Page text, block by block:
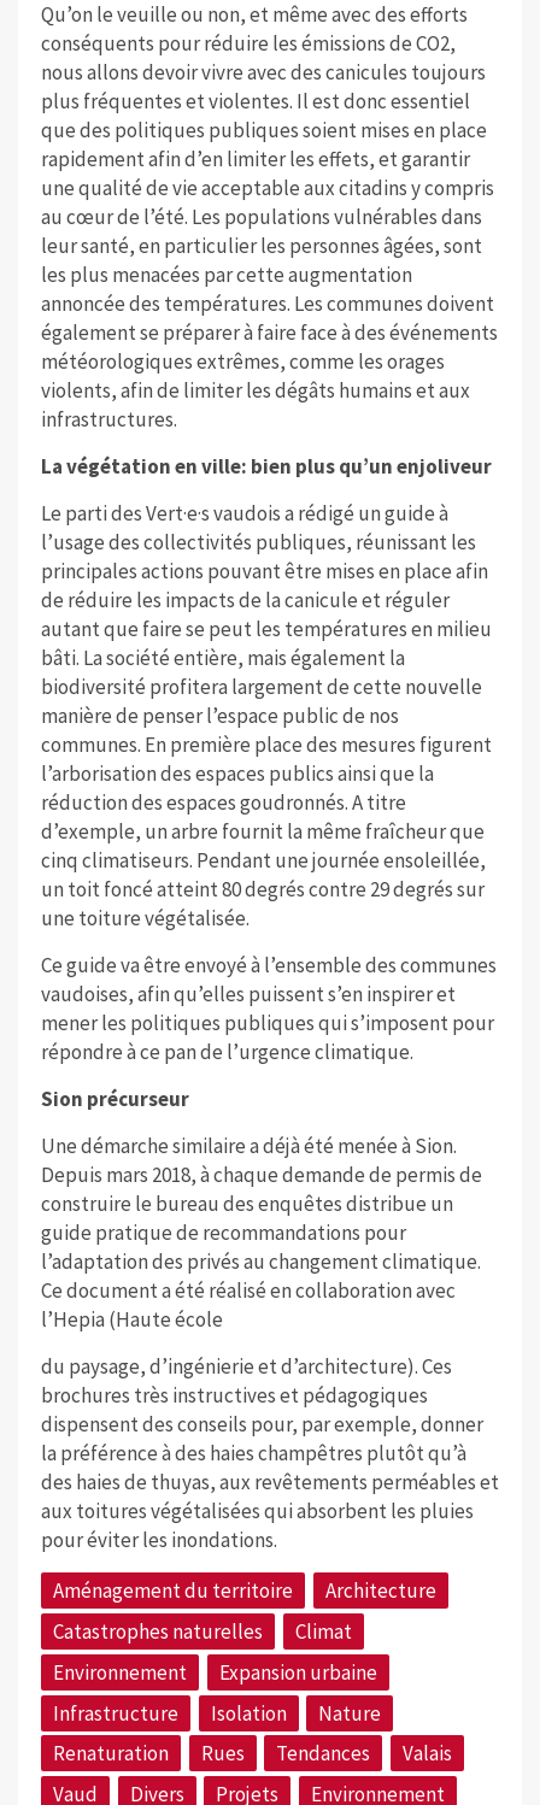
Qu’on le veuille ou non, et même avec des efforts
conséquents pour réduire les émissions de CO2,
nous allons devoir vivre avec des canicules toujours
plus fréquentes et violentes. Il est donc essentiel
que des politiques publiques soient mises en place
rapidement afin d’en limiter les effets, et garantir
une qualité de vie acceptable aux citadins y compris
au cœur de l’été. Les populations vulnérables dans
leur santé, en particulier les personnes âgées, sont
les plus menacées par cette augmentation
annoncée des températures. Les communes doivent
également se préparer à faire face à des événements
météorologiques extrêmes, comme les orages
violents, afin de limiter les dégâts humains et aux
infrastructures.
La végétation en ville: bien plus qu’un enjoliveur
Le parti des Vert·e·s vaudois a rédigé un guide à
l’usage des collectivités publiques, réunissant les
principales actions pouvant être mises en place afin
de réduire les impacts de la canicule et réguler
autant que faire se peut les températures en milieu
bâti. La société entière, mais également la
biodiversité profitera largement de cette nouvelle
manière de penser l’espace public de nos
communes. En première place des mesures figurent
l’arborisation des espaces publics ainsi que la
réduction des espaces goudronnés. A titre
d’exemple, un arbre fournit la même fraîcheur que
cinq climatiseurs. Pendant une journée ensoleillée,
un toit foncé atteint 80 degrés contre 29 degrés sur
une toiture végétalisée.
Ce guide va être envoyé à l’ensemble des communes
vaudoises, afin qu’elles puissent s’en inspirer et
mener les politiques publiques qui s’imposent pour
répondre à ce pan de l’urgence climatique.
Sion précurseur
Une démarche similaire a déjà été menée à Sion.
Depuis mars 2018, à chaque demande de permis de
construire le bureau des enquêtes distribue un
guide pratique de recommandations pour
l’adaptation des privés au changement climatique.
Ce document a été réalisé en collaboration avec
l’Hepia (Haute école
du paysage, d’ingénierie et d’architecture). Ces
brochures très instructives et pédagogiques
dispensent des conseils pour, par exemple, donner
la préférence à des haies champêtres plutôt qu’à
des haies de thuyas, aux revêtements perméables et
aux toitures végétalisées qui absorbent les pluies
pour éviter les inondations.
Aménagement du territoire
Architecture
Catastrophes naturelles
Climat
Environnement
Expansion urbaine
Infrastructure
Isolation
Nature
Renaturation
Rues Tendances
Valais
Vaud
Divers Projets Environnement